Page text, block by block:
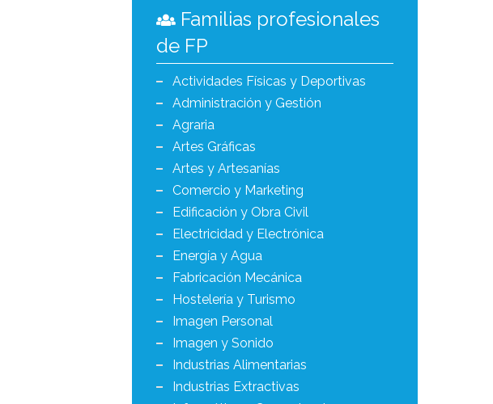
Familias profesionales
de FP
Actividades Físicas y Deportivas
Administración y Gestión
Agraria
Artes Gráficas
Artes y Artesanías
Comercio y Marketing
Edificación y Obra Civil
Electricidad y Electrónica
Energía y Agua
Fabricación Mecánica
Hostelería y Turismo
Imagen Personal
Imagen y Sonido
Industrias Alimentarias
Industrias Extractivas